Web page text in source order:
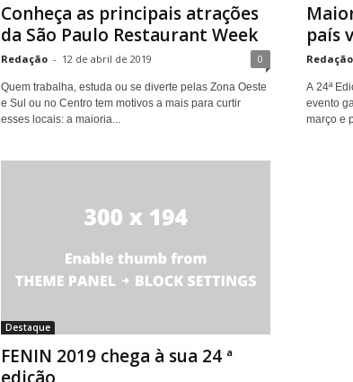
Conheça as principais atrações
da São Paulo Restaurant Week
Redação - 12 de abril de 2019 0
Quem trabalha, estuda ou se diverte pelas Zona Oeste
e Sul ou no Centro tem motivos a mais para curtir
esses locais: a maioria...
país
Redação
A 24ª
evento
março e
Destaque
FENIN 2019 chega à sua 24 ª
edição